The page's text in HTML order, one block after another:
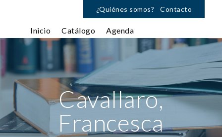
¿Quiénes somos? Contacto
Inicio Catálogo Agenda
Cavallaro,
Francesca